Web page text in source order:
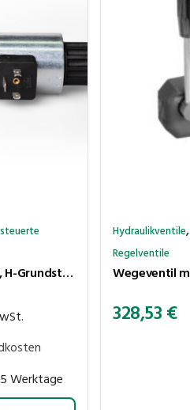
4/2-Wegeventil, direktgesteuert, H-Grundstellung P-A-T-B, 24 VDC (NG06 / CETOP 3)
Werktage
Hydraulikventile,
Regelventile
328,53€